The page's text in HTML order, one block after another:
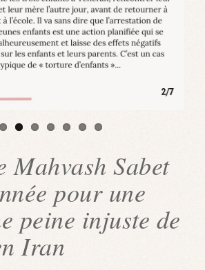
Mahvash Sabet
pour une
peine injuste de
Iran